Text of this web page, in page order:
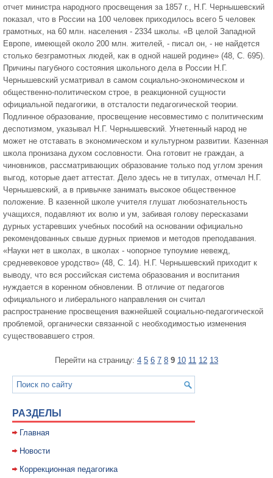
отчет министра народного просвещения за 1857 г., Н.Г. Чернышевский
показал, что в России на 100 человек приходилось всего 5 человек
грамотных, на 60 млн. населения - 2334 школы. «В целой Западной
Европе, имеющей около 200 млн. жителей, - писал он, - не найдется
столько безграмотных людей, как в одной нашей родине» (48, С. 695).
Причины пагубного состояния школьного дела в России Н.Г.
Чернышевский усматривал в самом социально-экономическом и
общественно-политическом строе, в реакционной сущности
официальной педагогики, в отсталости педагогической теории.
Подлинное образование, просвещение несовместимо с политическим
деспотизмом, указывал Н.Г. Чернышевский. Угнетенный народ не
может не отставать в экономическом и культурном развитии. Казенная
школа пронизана духом сословности. Она готовит не граждан, а
чиновников, рассматривающих образование только под углом зрения
выгод, которые дает аттестат. Дело здесь не в титулах, отмечал Н.Г.
Чернышевский, а в привычке занимать высокое общественное
положение. В казенной школе учителя глушат любознательность
учащихся, подавляют их волю и ум, забивая голову пересказами
дурных устаревших учебных пособий на основании официально
рекомендованных свыше дурных приемов и методов преподавания.
«Науки нет в школах, в школах - чопорное тупоумие невежд,
средневековое уродство» (48, С. 14). Н.Г. Чернышевский приходит к
выводу, что вся российская система образования и воспитания
нуждается в коренном обновлении. В отличие от педагогов
официального и либерального направления он считал
распространение просвещения важнейшей социально-педагогической
проблемой, органически связанной с необходимостью изменения
существовавшего строя.
Перейти на страницу: 4 5 6 7 8 9 10 11 12 13
РАЗДЕЛЫ
Главная
Новости
Коррекционная педагогика